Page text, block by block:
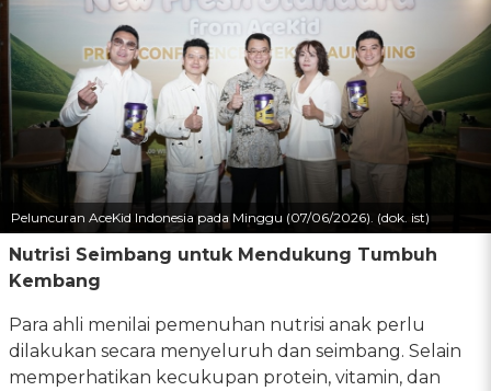
Peluncuran AceKid Indonesia pada Minggu (07/06/2026). (dok. ist)
Nutrisi Seimbang untuk Mendukung Tumbuh
Kembang
Para ahli menilai pemenuhan nutrisi anak perlu
dilakukan secara menyeluruh dan seimbang. Selain
memperhatikan kecukupan protein, vitamin, dan